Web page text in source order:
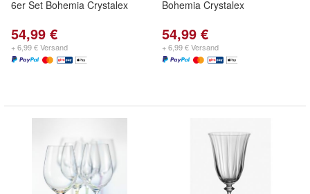
6er Set Bohemia Crystalex
54,99 €
+ 6,99 € Versand
Bohemia Crystalex
54,99 €
+ 6,99 € Versand